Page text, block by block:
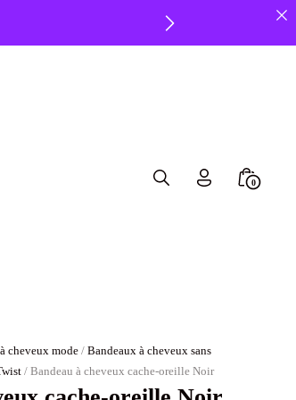
Search
0
cheveux mode /Bandeaux à cheveux sans
/ Bandeau à cheveux cache-oreille Noir